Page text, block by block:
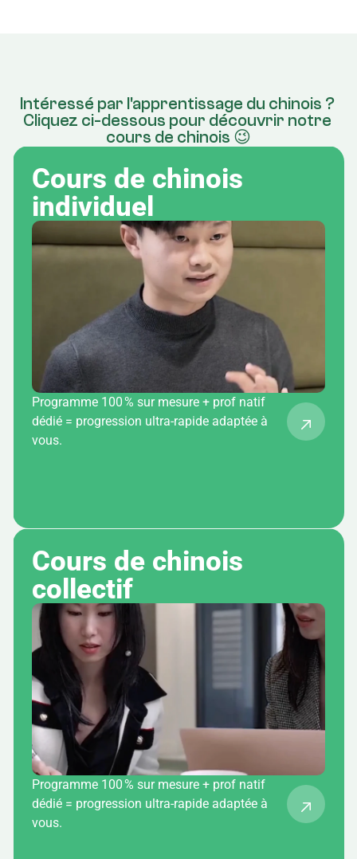
Intéressé par l'apprentissage du chinois ?
Cliquez ci-dessous pour découvrir notre
cours de chinois 😉
Cours de chinois
individuel
Programme 100 % sur mesure + prof natif
dédié = progression ultra-rapide adaptée à
vous.
Cours de chinois
collectif
Programme 100 % sur mesure + prof natif
dédié = progression ultra-rapide adaptée à
vous.